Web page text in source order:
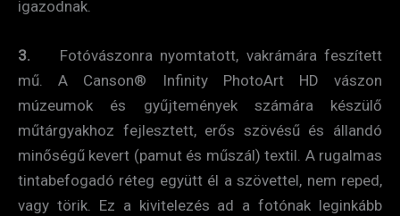
igazodnak.
3. Fotóvászonra nyomtatott, vakrámára feszített
mű. A Canson® Infinity PhotoArt HD vászon
múzeumok és gyűjtemények számára készülő
műtárgyakhoz fejlesztett, erős szövésű és állandó
minőségű kevert (pamut és műszál) textil. A rugalmas
tintabefogadó réteg együtt él a szövettel, nem reped,
vagy törik. Ez a kivitelezés ad a fotónak leginkább